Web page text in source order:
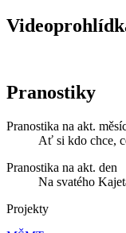
Pranostiky
Pranostika na akt.
Ať si kdo chce,
Pranostika na akt. den
Na svatého
Projekty